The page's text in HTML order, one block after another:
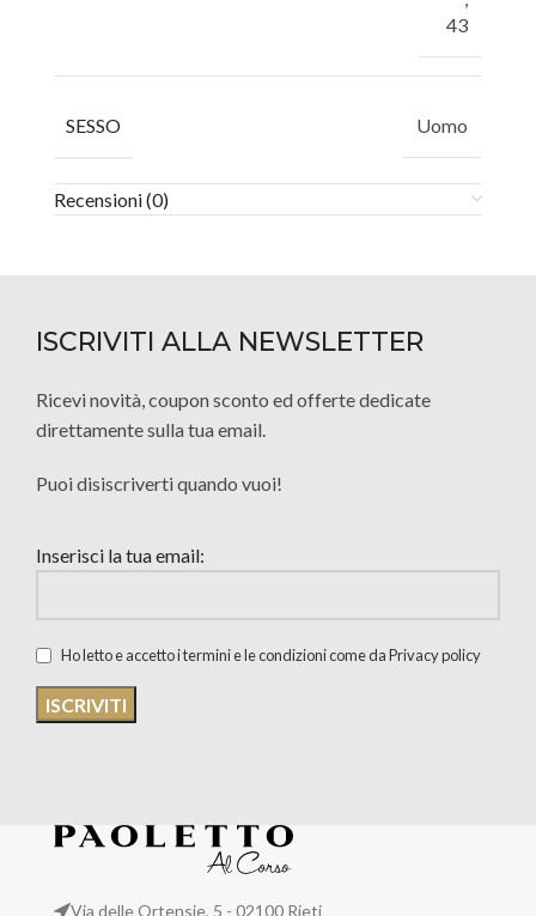
43
SESSO Uomo
Recensioni (0)
ISCRIVITI ALLA NEWSLETTER
Ricevi novità, coupon sconto ed offerte dedicate
direttamente sulla tua email.
Puoi disiscriverti quando vuoi!
Inserisci la tua email:
Ho letto e accetto i termini e le condizioni come da Privacy policy
Via delle Ortensie, 5 - 02100 Rieti